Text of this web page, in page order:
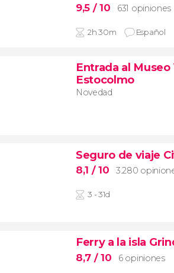
9,5 / 10 631 opiniones
2h 30m Español
Entrada al
Estocolmo
Novedad
Seguro de viaje
8,1 / 10 3.280
3 - 31d
Ferry a la isla
8,7 / 10 6 opiniones